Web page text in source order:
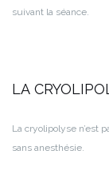
suivant la séance.
LA
La cryolipolyse n’est
sans anesthésie.